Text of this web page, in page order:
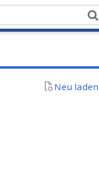
Neu laden